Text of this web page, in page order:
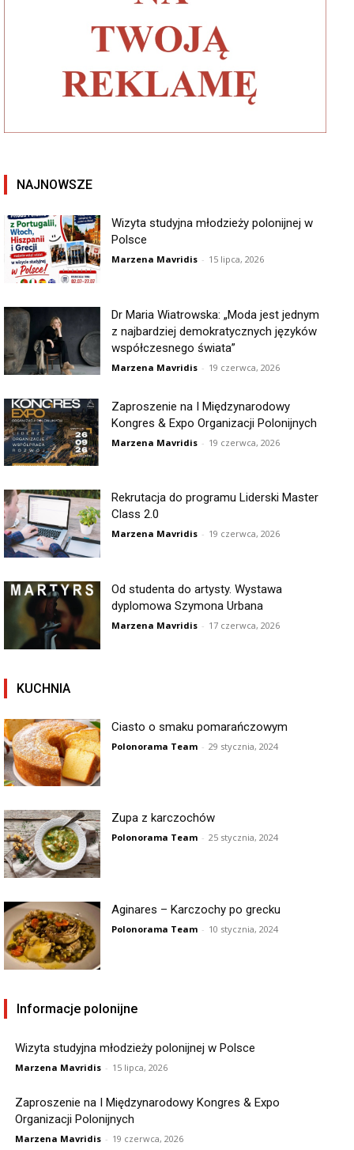
NAJNOWSZE
Wizyta studyjna młodzieży polonijnej w
Polsce
Marzena Mavridis - 15 lipca, 2026
Dr Maria Wiatrowska: „Moda jest jednym
z najbardziej demokratycznych języków
współczesnego świata”
Marzena Mavridis - 19 czerwca, 2026
Zaproszenie na I Międzynarodowy
Kongres & Expo Organizacji Polonijnych
Marzena Mavridis - 19 czerwca, 2026
Rekrutacja do programu Liderski Master
Class 2.0
Marzena Mavridis - 19 czerwca, 2026
Od studenta do artysty. Wystawa
dyplomowa Szymona Urbana
Marzena Mavridis - 17 czerwca, 2026
KUCHNIA
Ciasto o smaku pomarańczowym
Polonorama Team - 29 stycznia, 2024
Zupa z karczochów
Polonorama Team - 25 stycznia, 2024
Aginares – Karczochy po grecku
Polonorama Team - 10 stycznia, 2024
Informacje polonijne
Wizyta studyjna młodzieży polonijnej w Polsce
Marzena Mavridis - 15 lipca, 2026
Zaproszenie na I Międzynarodowy Kongres & Expo
Organizacji Polonijnych
Marzena Mavridis - 19 czerwca, 2026